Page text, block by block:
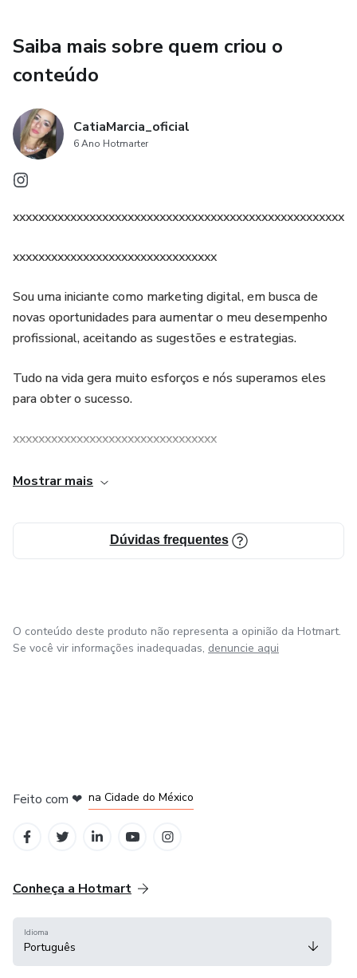
Saiba mais sobre quem criou o
conteúdo
CatiaMarcia_oficial
6 Ano Hotmarter
xxxxxxxxxxxxxxxxxxxxxxxxxxxxxxxx
Sou uma iniciante como marketing digital, em busca de
novas oportunidades para aumentar o meu desempenho
profissional, aceitando as sugestões e estrategias.
Tudo na vida gera muito esforços e nós superamos eles
para obter o sucesso.
xxxxxxxxxxxxxxxxxxxxxxxxxxxxxxxx
Mostrar mais
Dúvidas frequentes
O conteúdo deste produto não representa a opinião da Hotmart.
Se você vir informações inadequadas, denuncie aqui
Feito com ❤ na Cidade do México
Conheça a Hotmart
Idioma
Português